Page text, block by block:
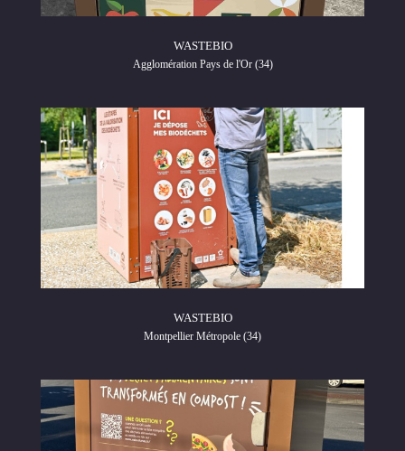
WASTEBIO
Agglomération Pays de l'Or (34)
WASTEBIO
Montpellier Métropole (34)